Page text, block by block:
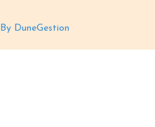
By DuneGestion